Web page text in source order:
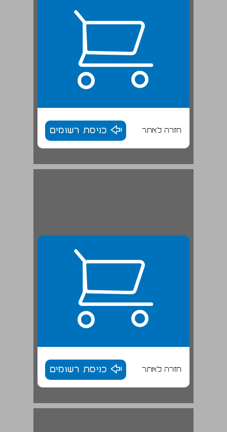
חזרה לאתר כניסת רשומים
1 מרומי החרמון בקיץ ... 19
חזרה לאתר כניסת רשומים